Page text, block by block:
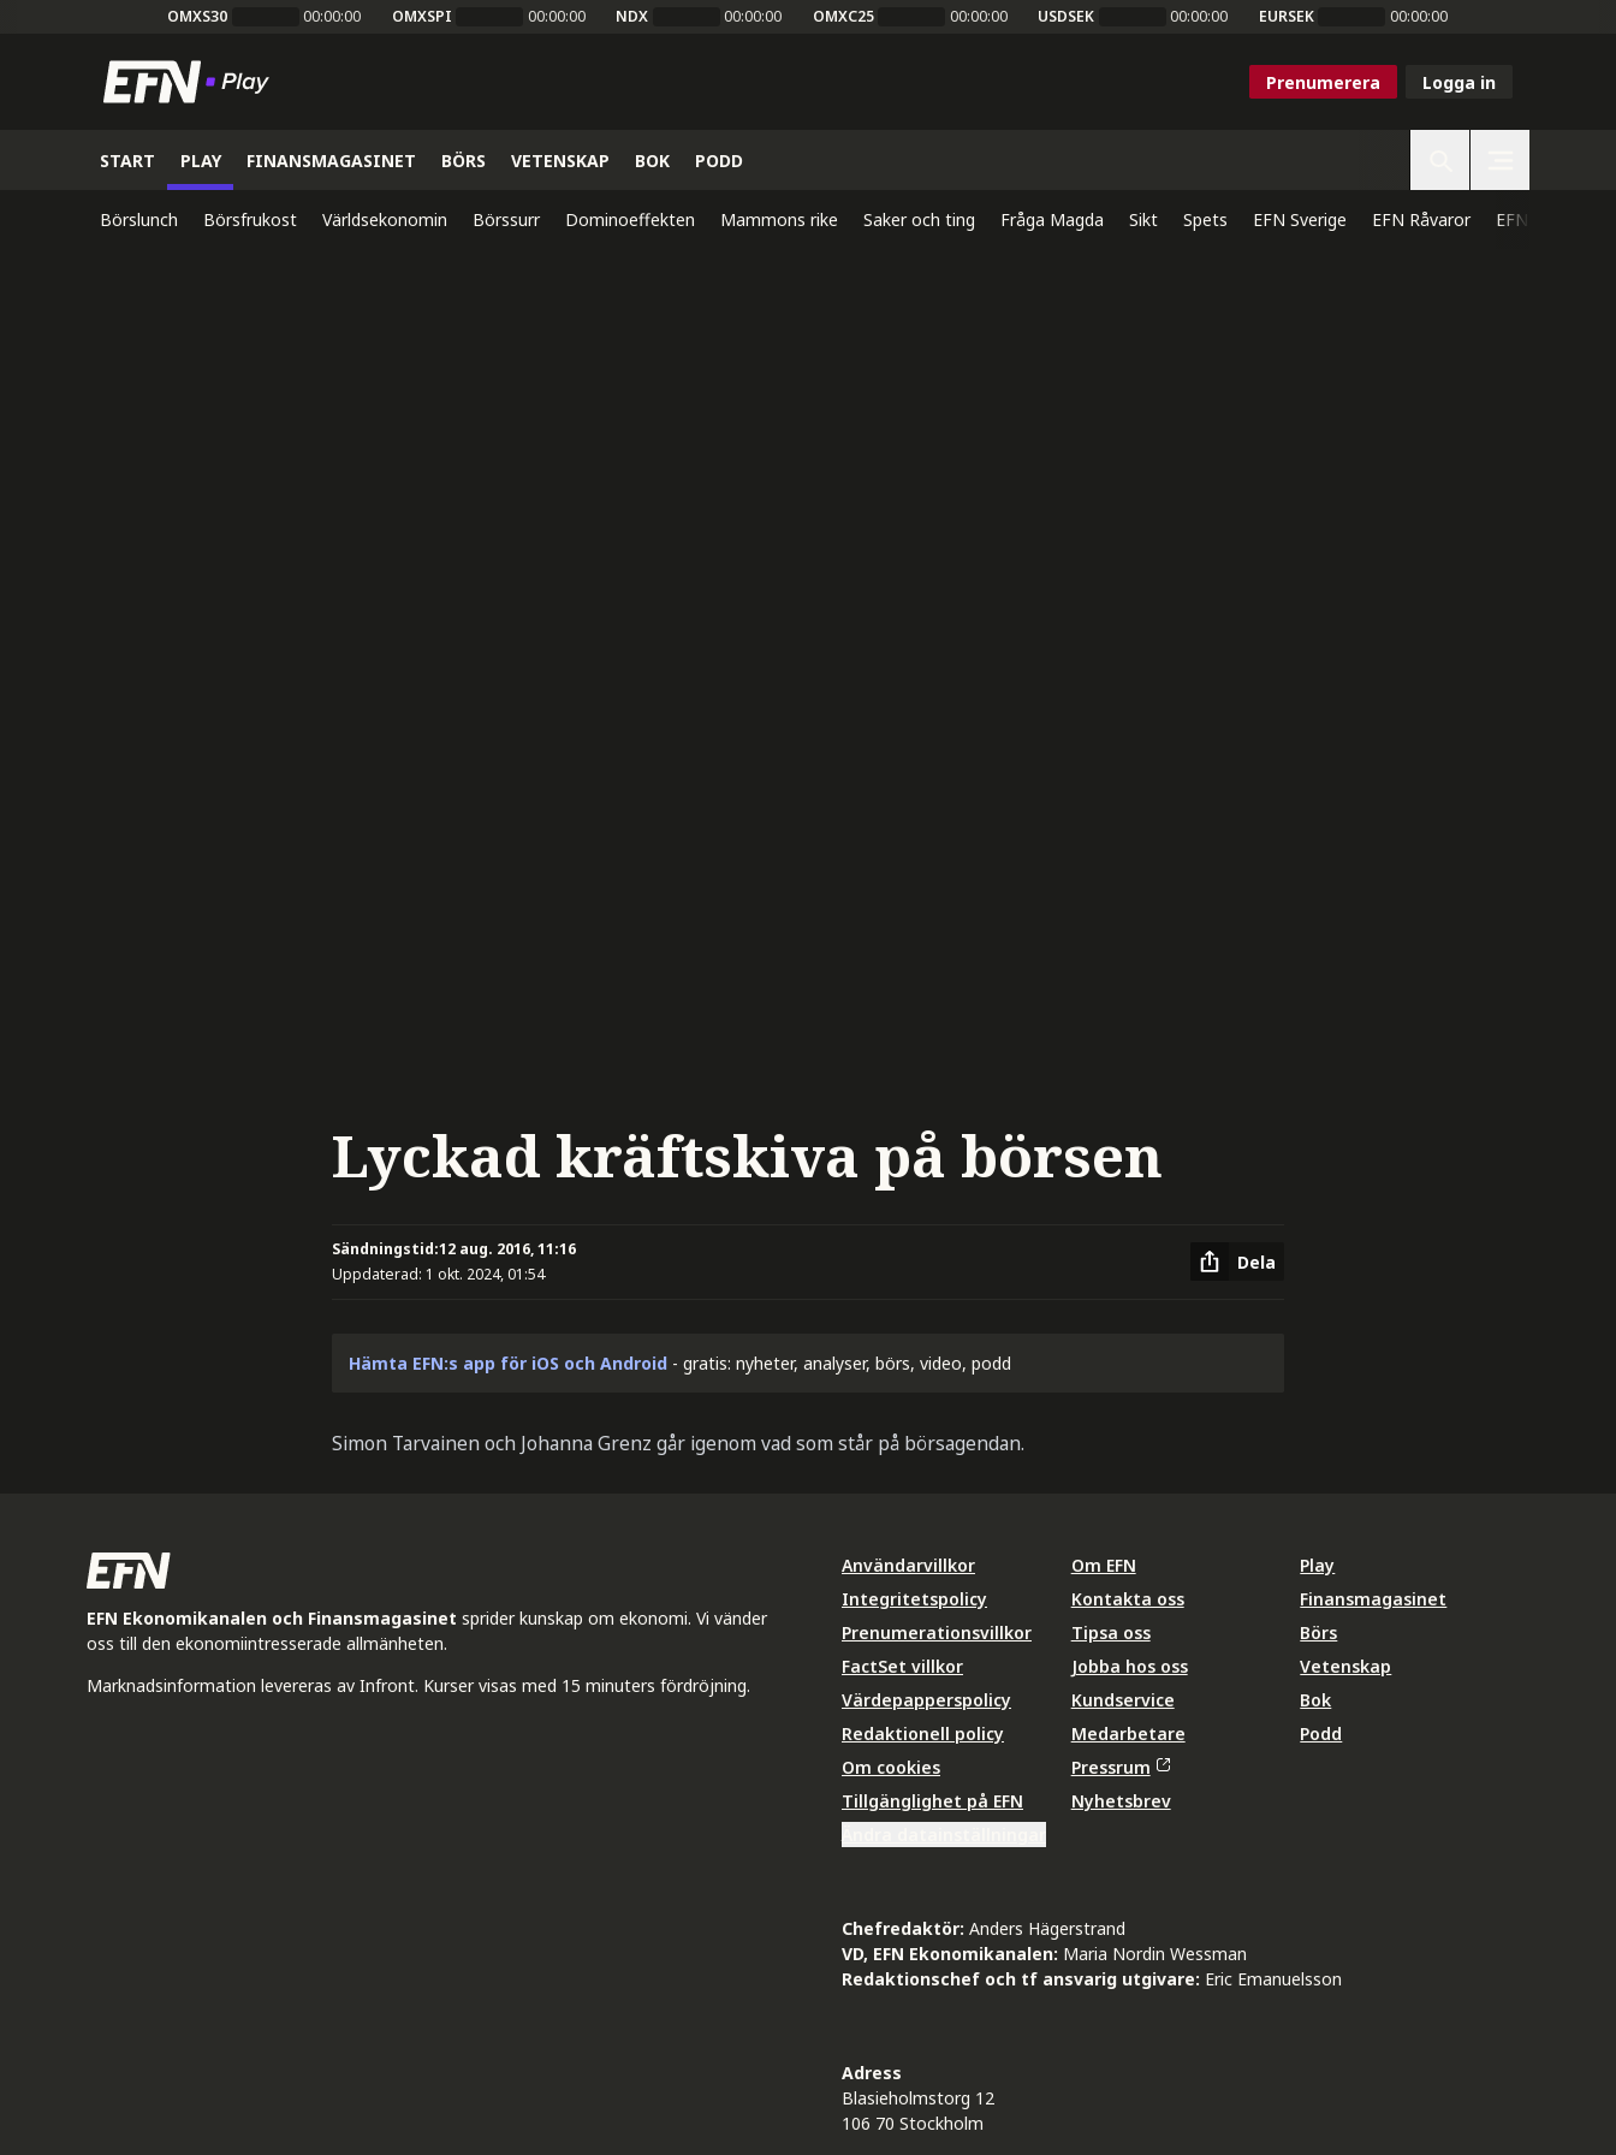
OMXS30 00:00:00 OMXSPI 00:00:00 NDX 00:00:00 OMXC25 00:00:00 USDSEK 00:00:00 EURSEK 00:00:00
Prenumerera Logga in
START PLAY FINANSMAGASINET BÖRS VETENSKAP BOK PODD
Börslunch Börsfrukost Världsekonomin Börssurr Dominoeffekten Mammons rike Saker och ting Fråga Magda Sikt Spets EFN Sverige EFN Råvaror EFN Direkt
Lyckad kräftskiva på börsen
Sändningstid:12 aug. 2016, 11:16
Uppdaterad: 1 okt. 2024, 01:54
Dela
Hämta EFN:s app för iOS och Android - gratis: nyheter, analyser, börs, video, podd
Simon Tarvainen och Johanna Grenz går igenom vad som står på börsagendan.
EFN Ekonomikanalen och Finansmagasinet sprider kunskap om ekonomi. Vi vänder
oss till den ekonomiintresserade allmänheten.
Marknadsinformation levereras av Infront. Kurser visas med 15 minuters fördröjning.
Användarvillkor
Integritetspolicy
Prenumerationsvillkor
FactSet villkor
Värdepapperspolicy
Redaktionell policy
Om cookies
Tillgänglighet på EFN
Om EFN
Kontakta oss
Tipsa oss
Jobba hos oss
Kundservice
Medarbetare
Pressrum
Nyhetsbrev
Play
Finansmagasinet
Börs
Vetenskap
Bok
Podd
Chefredaktör: Anders Hägerstrand
VD, EFN Ekonomikanalen: Maria Nordin Wessman
Redaktionschef och tf ansvarig utgivare: Eric Emanuelsson
Adress
Blasieholmstorg 12
106 70 Stockholm